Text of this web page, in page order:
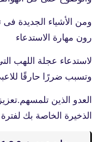
ومن الأشياء الجديدة فى
رون مهارة الاستدعاء
لاستدعاء عجلة اللهب
وتسبب ضررًا حارقًا
العدو الذين
الذخيرة الخاصة بك